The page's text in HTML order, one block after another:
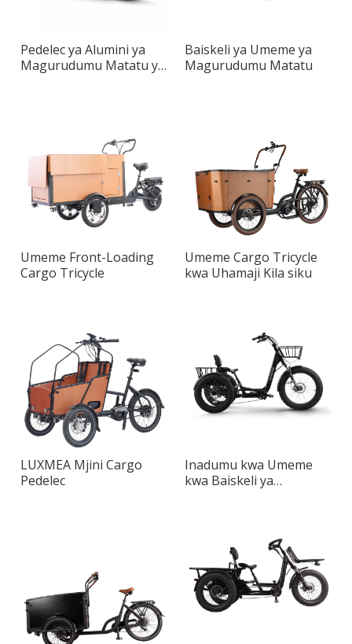
Pedelec ya Alumini ya
Magurudumu Matatu ya
Baiskeli ya Umeme ya
Magurudumu Matatu
Umeme Front-Loading
Cargo Tricycle
Umeme Cargo Tricycle
kwa Uhamaji Kila siku
LUXMEA Mjini Cargo
Pedelec
Inadumu kwa Umeme
kwa Baiskeli ya